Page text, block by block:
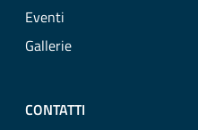
Eventi
Gallerie
CONTATTI